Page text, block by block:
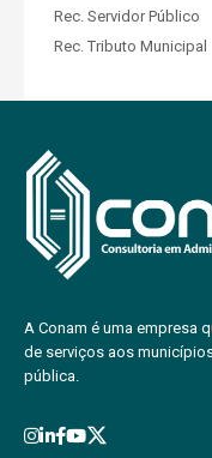
Rec. Servidor Público
Rec. Tributo Municipal
A Conam é uma empresa
de serviços aos
pública.